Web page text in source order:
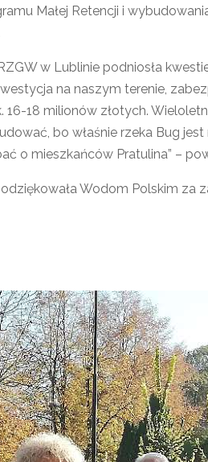
Małej Retencji i
w Lublinie podniosła
na naszym terenie,
18 milionów złotych.
bo właśnie rzeka Bug
o mieszkańców Pratulina” –
Wodom Polskim za